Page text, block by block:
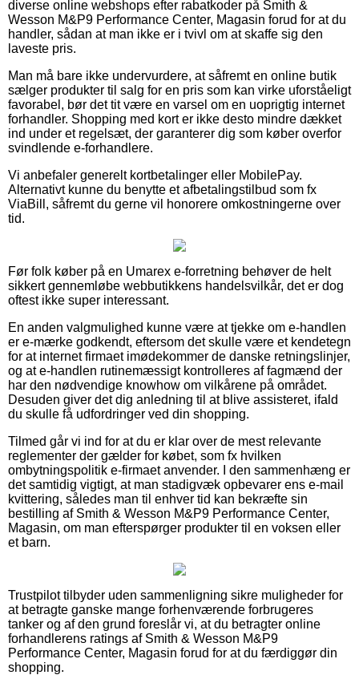
diverse online webshops efter rabatkoder på Smith &
Wesson M&P9 Performance Center, Magasin forud for at du
handler, sådan at man ikke er i tvivl om at skaffe sig den
laveste pris.
Man må bare ikke undervurdere, at såfremt en online butik
sælger produkter til salg for en pris som kan virke uforståeligt
favorabel, bør det tit være en varsel om en uoprigtig internet
forhandler. Shopping med kort er ikke desto mindre dækket
ind under et regelsæt, der garanterer dig som køber overfor
svindlende e-forhandlere.
Vi anbefaler generelt kortbetalinger eller MobilePay.
Alternativt kunne du benytte et afbetalingstilbud som fx
ViaBill, såfremt du gerne vil honorere omkostningerne over
tid.
Før folk køber på en Umarex e-forretning behøver de helt
sikkert gennemløbe webbutikkens handelsvilkår, det er dog
oftest ikke super interessant.
En anden valgmulighed kunne være at tjekke om e-handlen
er e-mærke godkendt, eftersom det skulle være et kendetegn
for at internet firmaet imødekommer de danske retningslinjer,
og at e-handlen rutinemæssigt kontrolleres af fagmænd der
har den nødvendige knowhow om vilkårene på området.
Desuden giver det dig anledning til at blive assisteret, ifald
du skulle få udfordringer ved din shopping.
Tilmed går vi ind for at du er klar over de mest relevante
reglementer der gælder for købet, som fx hvilken
ombytningspolitik e-firmaet anvender. I den sammenhæng er
det samtidig vigtigt, at man stadigvæk opbevarer ens e-mail
kvittering, således man til enhver tid kan bekræfte sin
bestilling af Smith & Wesson M&P9 Performance Center,
Magasin, om man efterspørger produkter til en voksen eller
et barn.
Trustpilot tilbyder uden sammenligning sikre muligheder for
at betragte ganske mange forhenværende forbrugeres
tanker og af den grund foreslår vi, at du betragter online
forhandlerens ratings af Smith & Wesson M&P9
Performance Center, Magasin forud for at du færdiggør din
shopping.